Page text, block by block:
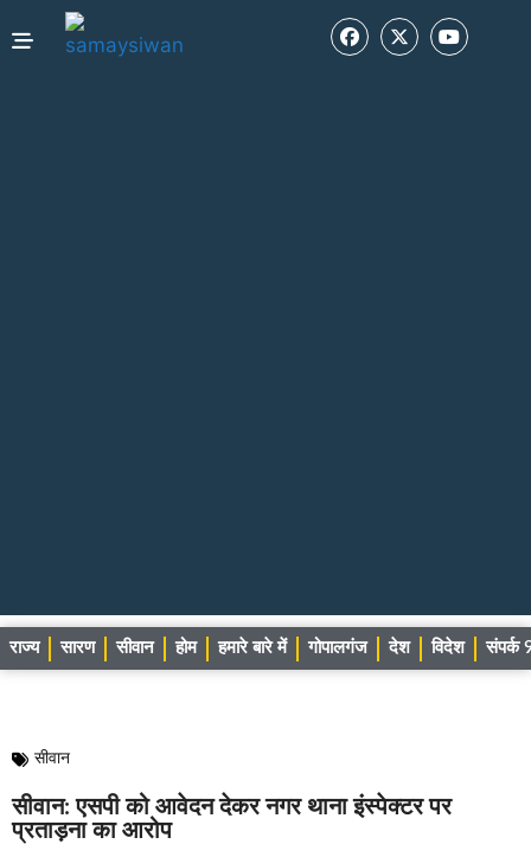
राज्य सारण सीवान होम हमारे बारे में गोपालगंज देश विदेश संपर्क
सीवान
सीवान: एसपी को आवेदन देकर नगर थाना इंस्पेक्टर पर
प्रताड़ना का आरोप